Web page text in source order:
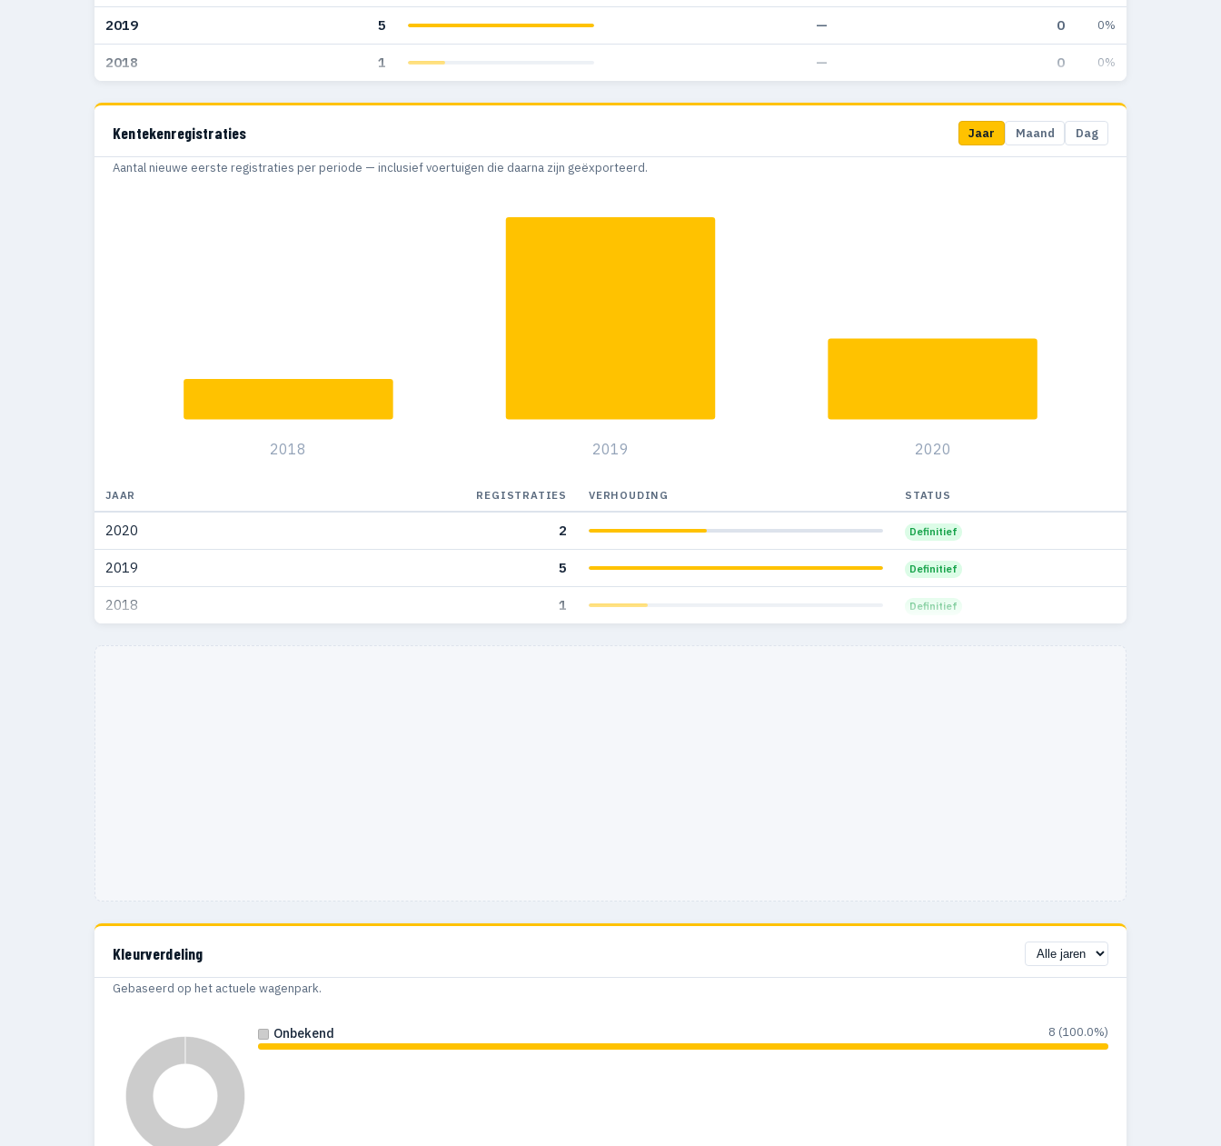
2019 5 — 0 0%
2018 1 — 0 0%
Kentekenregistraties Jaar Maand Dag
Aantal nieuwe eerste registraties per periode — inclusief voertuigen die daarna zijn geëxporteerd.
2018 2019 2020
JAAR REGISTRATIES VERHOUDING STATUS
2020 2 Definitief
2019 5 Definitief
2018 1 Definitief
Kleurverdeling
Gebaseerd op het actuele wagenpark.
Onbekend 8 (100.0%)